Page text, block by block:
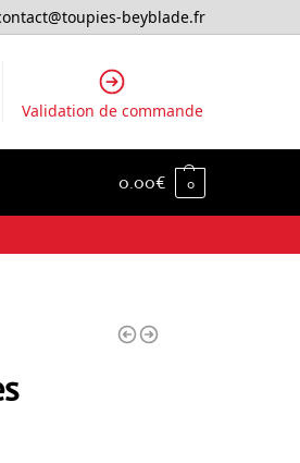
beyblade.fr
Validation de commande
0.00€ 0